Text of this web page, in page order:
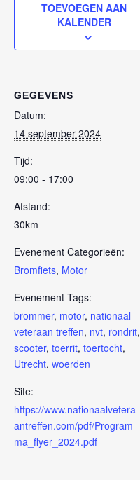
TOEVOEGEN AAN
KALENDER
GEGEVENS
Datum:
14 september 2024
Tijd:
09:00 - 17:00
Afstand:
30km
Evenement Categorieën:
Bromfiets, Motor
Evenement Tags:
brommer, motor, nationaal
veteraan treffen, nvt, rondrit,
scooter, toerrit, toertocht,
Utrecht, woerden
Site:
https://www.nationaalvetera
antreffen.com/pdf/Program
ma_flyer_2024.pdf